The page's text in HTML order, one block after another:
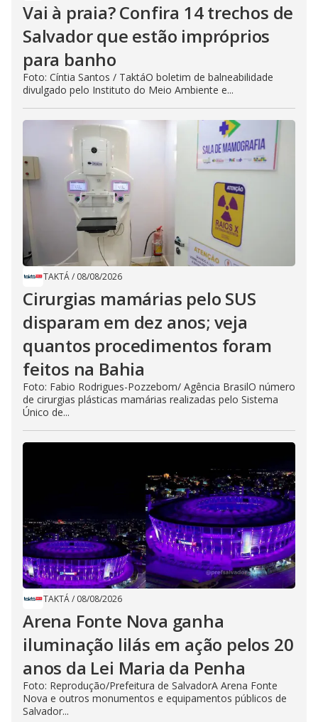
Vai à praia? Confira 14 trechos de
Salvador que estão impróprios
para banho
Foto: Cíntia Santos / TaktáO boletim de balneabilidade
divulgado pelo Instituto do Meio Ambiente e...
TAKTÁ/ 08/08/2026
Cirurgias mamárias pelo SUS
disparam em dez anos; veja
quantos procedimentos foram
feitos na Bahia
Foto: Fabio Rodrigues-Pozzebom/ Agência BrasilO número
de cirurgias plásticas mamárias realizadas pelo Sistema
Único de...
TAKTÁ/ 08/08/2026
Arena Fonte Nova ganha
iluminação lilás em ação pelos 20
anos da Lei Maria da Penha
Foto: Reprodução/Prefeitura de SalvadorA Arena Fonte
Nova e outros monumentos e equipamentos públicos de
Salvador...